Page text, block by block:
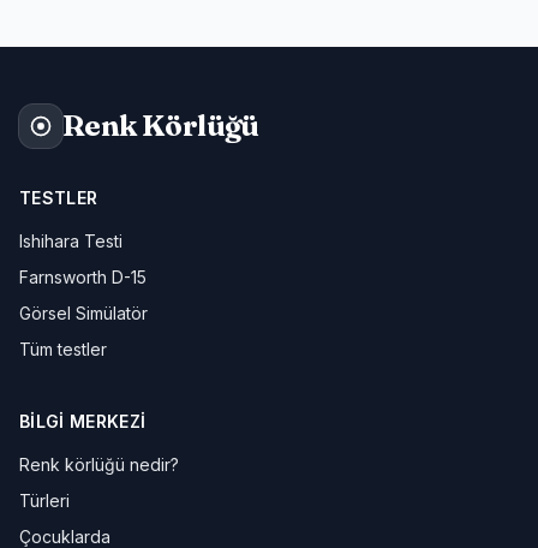
Renk Körlüğü
TESTLER
Ishihara Testi
Farnsworth D-15
Görsel Simülatör
Tüm testler
BILGI MERKEZI
Renk körlüğü nedir?
Türleri
Çocuklarda